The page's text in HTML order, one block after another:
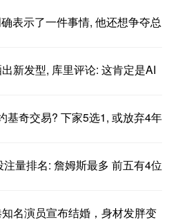
表示了一件事情, 他还想争夺总
新发型, 库里评论: 这肯定是AI
基奇交易? 下家5选1, 或放弃4年
量排名: 詹姆斯最多 前五有4位
名演员宣布结婚，身材发胖变